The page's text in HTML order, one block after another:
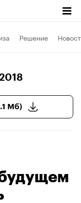
Решение
Мб)
будущем